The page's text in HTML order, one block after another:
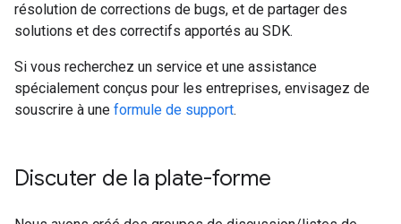
résolution de corrections de bugs, et de partager des
solutions et des correctifs apportés au SDK.
Si vous recherchez un service et une assistance
spécialement conçus pour les entreprises, envisagez de
souscrire à une formule de support.
Discuter de la plate-forme